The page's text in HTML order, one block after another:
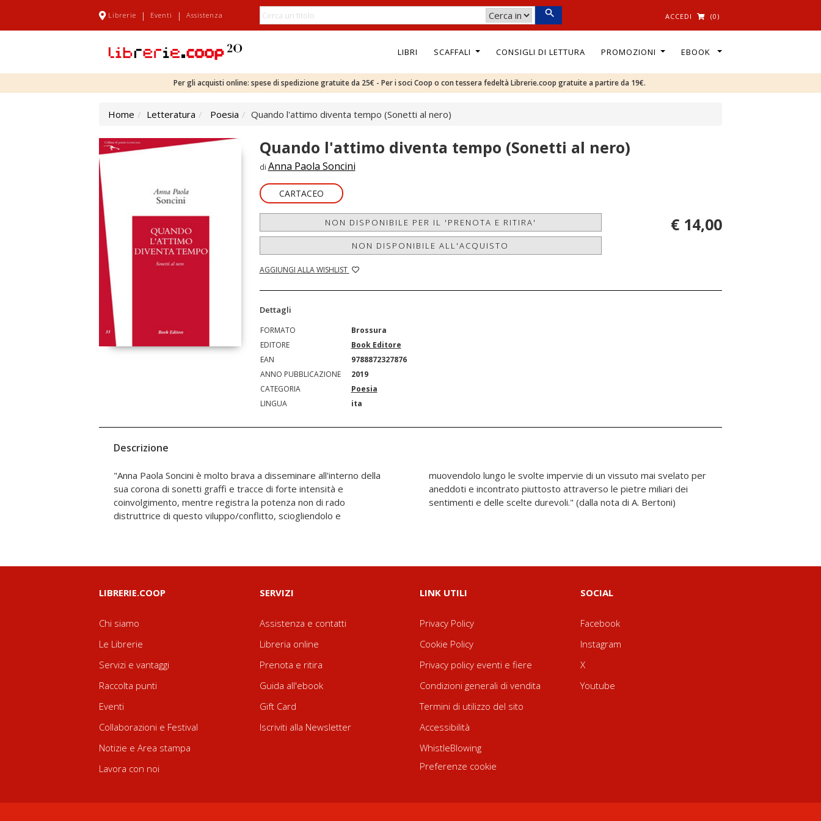
Librerie | Eventi | Assistenza ACCEDI (0)
LIBRI SCAFFALI CONSIGLI DI LETTURA PROMOZIONI EBOOK
Per gli acquisti online: spese di spedizione gratuite da 25€ - Per i soci Coop o con tessera fedeltà Librerie.coop gratuite a partire da 19€.
Home Letteratura Poesia Quando l'attimo diventa tempo (Sonetti al nero)
Quando l'attimo diventa tempo (Sonetti al nero)
di Anna Paola Soncini
CARTACEO
NON DISPONIBILE PER IL 'PRENOTA E RITIRA'
NON DISPONIBILE ALL'ACQUISTO
AGGIUNGI ALLA WISHLIST
€ 14,00
Dettagli
FORMATO
Brossura
EDITORE
Book Editore
EAN
9788872327876
ANNO PUBBLICAZIONE
2019
CATEGORIA
Poesia
LINGUA
ita
Descrizione
"Anna Paola Soncini è molto brava a disseminare all'interno della
sua corona di sonetti graffi e tracce di forte intensità e
coinvolgimento, mentre registra la potenza non di rado
distruttrice di questo viluppo/conflitto, sciogliendolo e
muovendolo lungo le svolte impervie di un vissuto mai svelato per
aneddoti e incontrato piuttosto attraverso le pietre miliari dei
sentimenti e delle scelte durevoli." (dalla nota di A. Bertoni)
LIBRERIE.COOP
Chi siamo
Le Librerie
Servizi e vantaggi
Raccolta punti
Eventi
Collaborazioni e Festival
Notizie e Area stampa
Lavora con noi
SERVIZI
Assistenza e contatti
Libreria online
Prenota e ritira
Guida all'ebook
Gift Card
Iscriviti alla Newsletter
LINK UTILI
Privacy Policy
Cookie Policy
Privacy policy eventi e fiere
Condizioni generali di vendita
Termini di utilizzo del sito
Accessibilità
WhistleBlowing
Preferenze cookie
SOCIAL
Facebook
Instagram
X
Youtube